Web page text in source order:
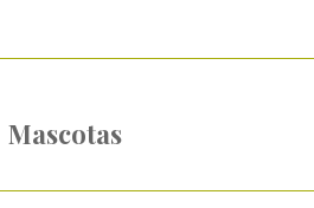
Mascotas